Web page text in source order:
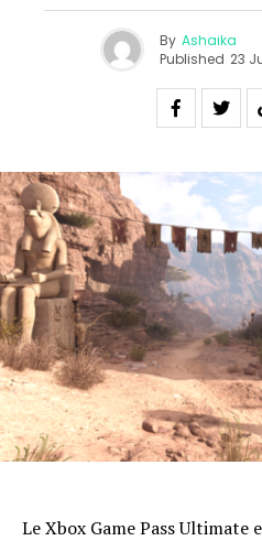
By Ashaika
Published 23
Le Xbox Game Pass Ultimate